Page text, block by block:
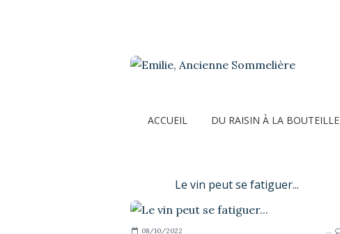
ACCUEIL DU RAISIN À LA BOUTEILLE
Le vin peut se fatiguer...
08/10/2022 …